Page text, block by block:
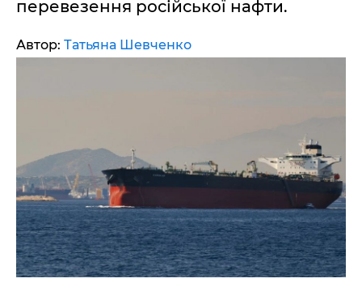
перевезення російської нафти.
Автор: Татьяна Шевченко